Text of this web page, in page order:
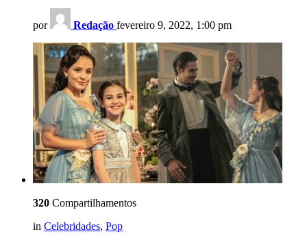
por Redação fevereiro 9, 2022, 1:00 pm
320 Compartilhamentos
in Celebridades, Pop